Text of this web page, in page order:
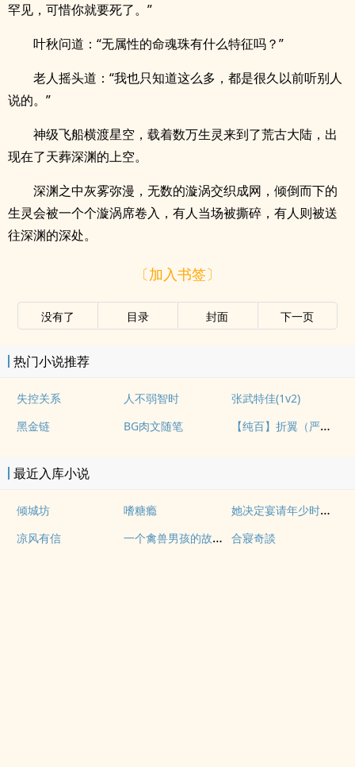
罕见，可惜你就要死了。”
叶秋问道：“无属性的命魂珠有什么特征吗？”
老人摇头道：“我也只知道这么多，都是很久以前听别人
说的。”
神级飞船横渡星空，载着数万生灵来到了荒古大陆，出
现在了天葬深渊的上空。
深渊之中灰雾弥漫，无数的漩涡交织成网，倾倒而下的
生灵会被一个个漩涡席卷入，有人当场被撕碎，有人则被送
往深渊的深处。
〔加入书签〕
没有了 目录 封面 下一页
热门小说推荐
失控关系 人不弱智时
张武特佳(1v2)
黑金链
BG肉文随笔 【纯百】折翼（严厉上司是小鸟）
最近入库小说
倾城坊 嗜糖瘾 她决定宴请年少时的自己（1v1H）
凉风有信 一个禽兽男孩的故事（母子乱伦） 合寢奇談